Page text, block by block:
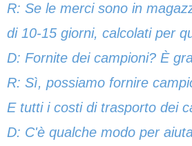
R: Se le merci sono in
di 10-15 giorni, calcolati per
D: Fornite dei campioni? È
R: Sì, possiamo fornire
E tutti i costi di trasporto dei
D: C'è qualche modo per